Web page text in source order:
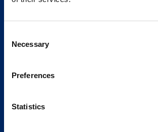
Selection
Necessary
Preferences
Statistics